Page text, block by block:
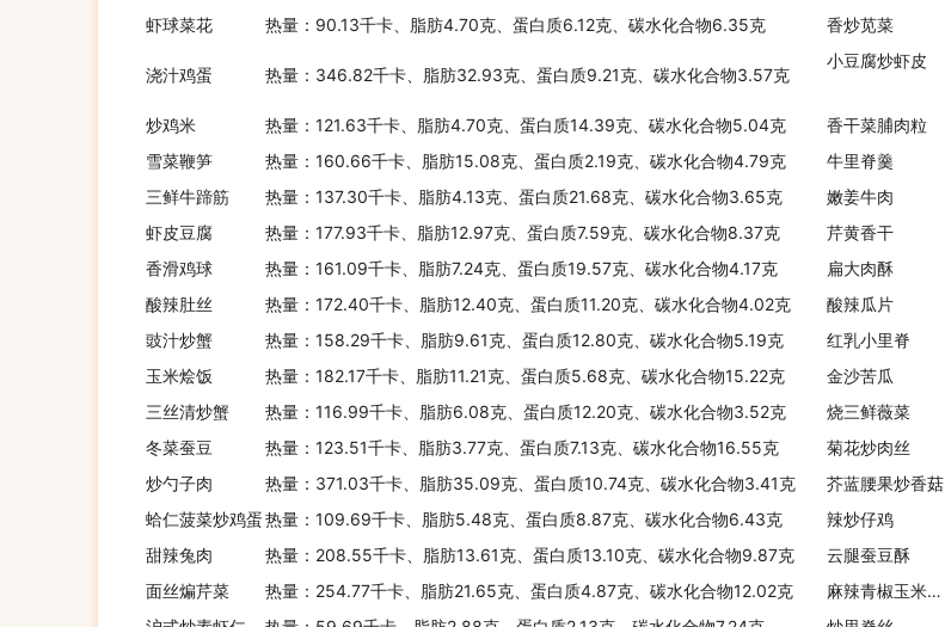
虾球菜花
热量：90.13千卡、脂肪4.70克、蛋白质6.12克、碳水化合物6.35克 香炒苋菜
浇汁鸡蛋 热量：346.82千卡、脂肪32.93克、蛋白质9.21克、碳水化合物3.57克
小豆腐炒虾皮
炒鸡米
热量：121.63千卡、脂肪4.70克、蛋白质14.39克、碳水化合物5.04克 香干菜脯肉粒
雪菜鞭笋
热量：160.66千卡、脂肪15.08克、蛋白质2.19克、碳水化合物4.79克 牛里脊羹
三鲜牛蹄筋
热量：137.30千卡、脂肪4.13克、蛋白质21.68克、碳水化合物3.65克 嫩姜牛肉
虾皮豆腐
热量：177.93千卡、脂肪12.97克、蛋白质7.59克、碳水化合物8.37克 芹黄香干
香滑鸡球
热量：161.09千卡、脂肪7.24克、蛋白质19.57克、碳水化合物4.17克 扁大肉酥
酸辣肚丝
热量：172.40千卡、脂肪12.40克、蛋白质11.20克、碳水化合物4.02克 酸辣瓜片
豉汁炒蟹
热量：158.29千卡、脂肪9.61克、蛋白质12.80克、碳水化合物5.19克 红乳小里脊
玉米烩饭
热量：182.17千卡、脂肪11.21克、蛋白质5.68克、碳水化合物15.22克 金沙苦瓜
三丝清炒蟹
热量：116.99千卡、脂肪6.08克、蛋白质12.20克、碳水化合物3.52克 烧三鲜薇菜
冬菜蚕豆
热量：123.51千卡、脂肪3.77克、蛋白质7.13克、碳水化合物16.55克 菊花炒肉丝
炒勺子肉
热量：371.03千卡、脂肪35.09克、蛋白质10.74克、碳水化合物3.41克 芥蓝腰果炒香菇
蛤仁菠菜炒鸡蛋热量：109.69千卡、脂肪5.48克、蛋白质8.87克、碳水化合物6.43克 辣炒仔鸡
甜辣兔肉
热量：208.55千卡、脂肪13.61克、蛋白质13.10克、碳水化合物9.87克 云腿蚕豆酥
面丝煸芹菜
热量：254.77千卡、脂肪21.65克、蛋白质4.87克、碳水化合物12.02克 麻辣青椒玉米笋条